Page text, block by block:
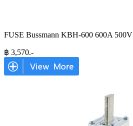
FUSE Bussmann KBH-600 600A 500V
฿ 3,570.-